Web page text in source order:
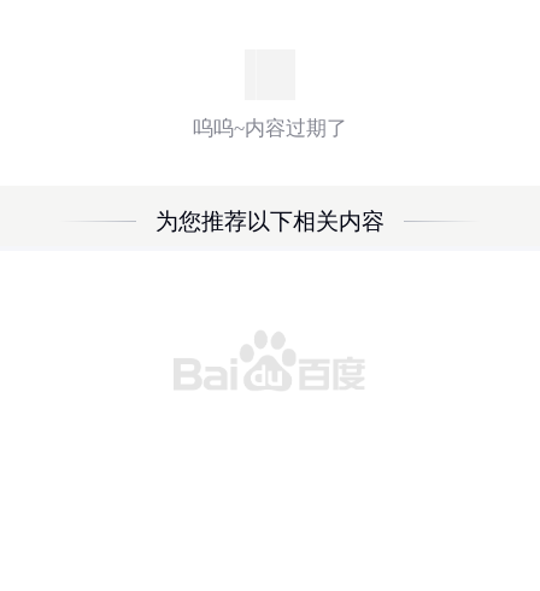
呜呜~内容过期了
为您推荐以下相关内容